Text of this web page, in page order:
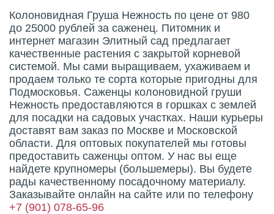
Колоновидная Груша Нежность по цене от 980
до 25000 рублей за саженец. Питомник и
интернет магазин Элитный сад предлагает
качественные растения с закрытой корневой
системой. Мы сами выращиваем, ухаживаем и
продаем только те сорта которые пригодны для
Подмосковья. Саженцы колоновидной груши
Нежность предоставляются в горшках с землей
для посадки на садовых участках. Наши курьеры
доставят вам заказ по Москве и Московской
области. Для оптовых покупателей мы готовы
предоставить саженцы оптом. У нас вы еще
найдете крупномеры (большемеры). Вы будете
рады качественному посадочному материалу.
Заказывайте онлайн на сайте или по телефону
+7 (901) 078-65-96